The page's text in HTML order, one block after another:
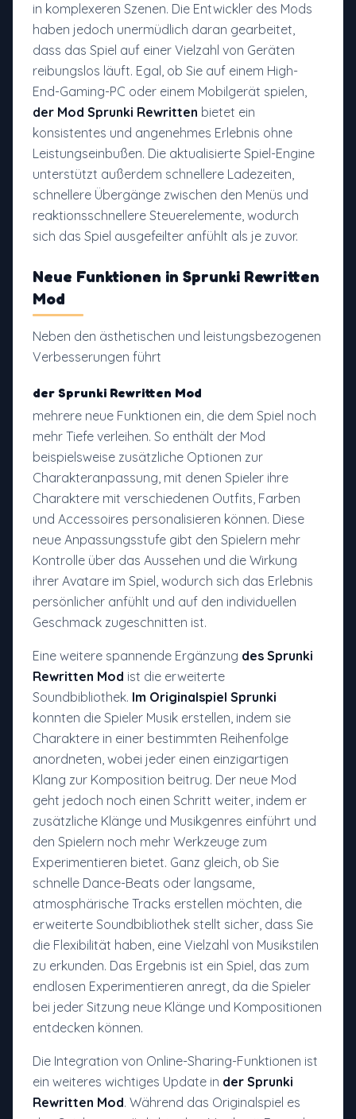
in komplexeren Szenen. Die Entwickler des Mods
haben jedoch unermüdlich daran gearbeitet,
dass das Spiel auf einer Vielzahl von Geräten
reibungslos läuft. Egal, ob Sie auf einem High-
End-Gaming-PC oder einem Mobilgerät spielen,
der Mod Sprunki Rewritten bietet ein
konsistentes und angenehmes Erlebnis ohne
Leistungseinbußen. Die aktualisierte Spiel-Engine
unterstützt außerdem schnellere Ladezeiten,
schnellere Übergänge zwischen den Menüs und
reaktionsschnellere Steuerelemente, wodurch
sich das Spiel ausgefeilter anfühlt als je zuvor.
Neue Funktionen in Sprunki Rewritten
Mod
Neben den ästhetischen und leistungsbezogenen
Verbesserungen führt
der Sprunki Rewritten Mod
mehrere neue Funktionen ein, die dem Spiel noch
mehr Tiefe verleihen. So enthält der Mod
beispielsweise zusätzliche Optionen zur
Charakteranpassung, mit denen Spieler ihre
Charaktere mit verschiedenen Outfits, Farben
und Accessoires personalisieren können. Diese
neue Anpassungsstufe gibt den Spielern mehr
Kontrolle über das Aussehen und die Wirkung
ihrer Avatare im Spiel, wodurch sich das Erlebnis
persönlicher anfühlt und auf den individuellen
Geschmack zugeschnitten ist.
Eine weitere spannende Ergänzung des Sprunki
Rewritten Mod ist die erweiterte
Soundbibliothek. Im Originalspiel Sprunki
konnten die Spieler Musik erstellen, indem sie
Charaktere in einer bestimmten Reihenfolge
anordneten, wobei jeder einen einzigartigen
Klang zur Komposition beitrug. Der neue Mod
geht jedoch noch einen Schritt weiter, indem er
zusätzliche Klänge und Musikgenres einführt und
den Spielern noch mehr Werkzeuge zum
Experimentieren bietet. Ganz gleich, ob Sie
schnelle Dance-Beats oder langsame,
atmosphärische Tracks erstellen möchten, die
erweiterte Soundbibliothek stellt sicher, dass Sie
die Flexibilität haben, eine Vielzahl von Musikstilen
zu erkunden. Das Ergebnis ist ein Spiel, das zum
endlosen Experimentieren anregt, da die Spieler
bei jeder Sitzung neue Klänge und Kompositionen
entdecken können.
Die Integration von Online-Sharing-Funktionen ist
ein weiteres wichtiges Update in der Sprunki
Rewritten Mod. Während das Originalspiel es